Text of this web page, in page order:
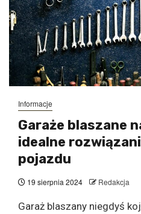
Informacje
Garaże blaszane
idealne
pojazdu
19 sierpnia 2024 Redakcja
Garaż blaszany niegdyś